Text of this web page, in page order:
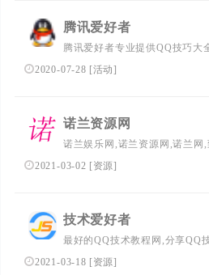
腾讯爱好者
腾讯爱好者专业提供QQ技巧大
标点亮、QQ辅助软件等QQ刚
2020-07-28 [活动]
诺兰资源网
诺兰娱乐网,诺兰资源网,诺兰网
打造为一个最全QQ技术网,QQ
提供刚更新QQ活动,QQ技巧
2021-03-02 [资源]
技术爱好者
最好的QQ技术教程网,分享QQ
福利软件下载,网站源码下载,热
2021-03-18 [资源]